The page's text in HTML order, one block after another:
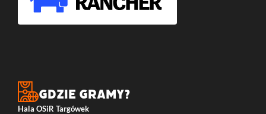
Gdzie gramy?
Hala OSiR Targówek